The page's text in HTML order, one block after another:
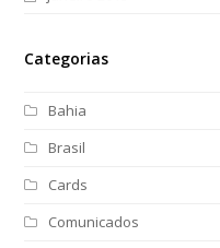
Categorias
Bahia
Brasil
Cards
Comunicados